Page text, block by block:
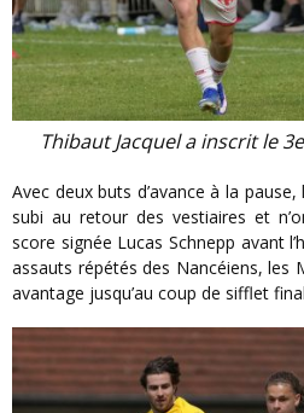
Thibaut Jacquel a inscrit le
Avec deux buts d’avance à la pause, les Mosellans ont davantage
subi au retour des vestiaires et
score signée Lucas Schnepp avant
assauts répétés des Nancéiens, les
avantage jusqu’au coup de sifflet